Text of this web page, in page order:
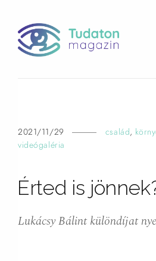
2021/11/29 család,
videógaléria
Érted is
Lukácsy Bálint különdíjat